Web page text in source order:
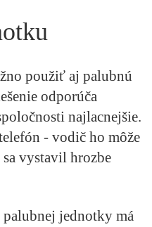
použiť aj palubnú
odporúča
najlacnejšie.
- vodič ho môže
vystavil hrozbe
jednotky má